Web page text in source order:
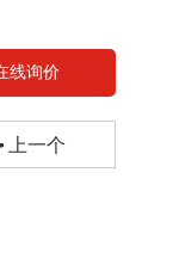
线询价
上一个